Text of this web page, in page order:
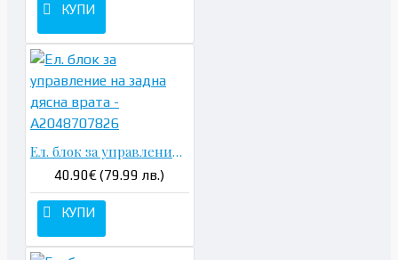
КУПИ
Ел. блок за управление на задна дясна врата - A2048707826
40.90€ (79.99 лв.)
КУПИ